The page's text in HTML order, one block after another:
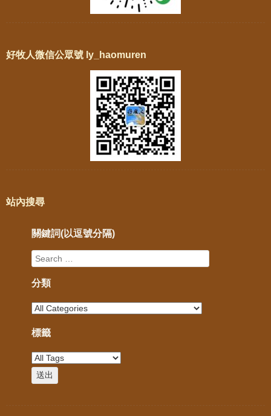
好牧人微信公眾號 ly_haomuren
站內搜尋
關鍵詞(以逗號分隔)
分類
標籤